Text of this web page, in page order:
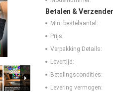
Betalen &
Min. bestelaantal:
Prijs:
Verpakking Details:
Levertijd:
Betalingscondities:
Levering vermogen: